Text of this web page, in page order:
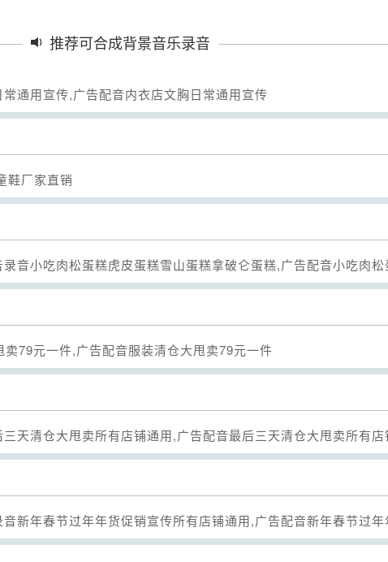
推荐可合成背景音乐录音
通用宣传,广告配音内衣店文胸日常通用宣传
Seek
鞋厂家直销
Seek
音小吃肉松蛋糕虎皮蛋糕雪山蛋糕拿破仑蛋糕,广告配音小吃肉
Seek
79元一件,广告配音服装清仓大甩卖79元一件
Seek
天清仓大甩卖所有店铺通用,广告配音最后三天清仓大甩卖所有店
Seek
新年春节过年年货促销宣传所有店铺通用,广告配音新年春节过
Seek